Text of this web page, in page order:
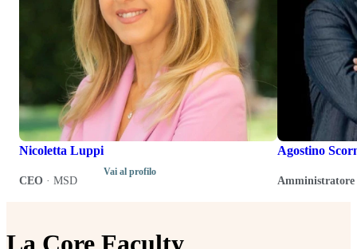
Nicoletta Luppi
CEO · MSD
Vai al profilo
Agostino
Amministratore